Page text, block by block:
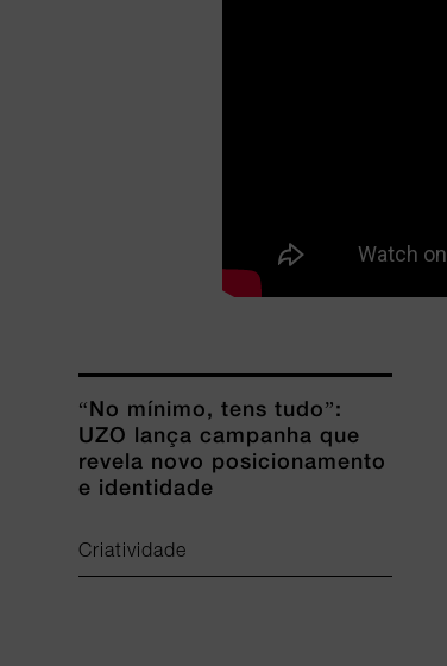
“No mínimo, tens tudo”:
UZO lança campanha que
revela novo posicionamento
e identidade
Criatividade